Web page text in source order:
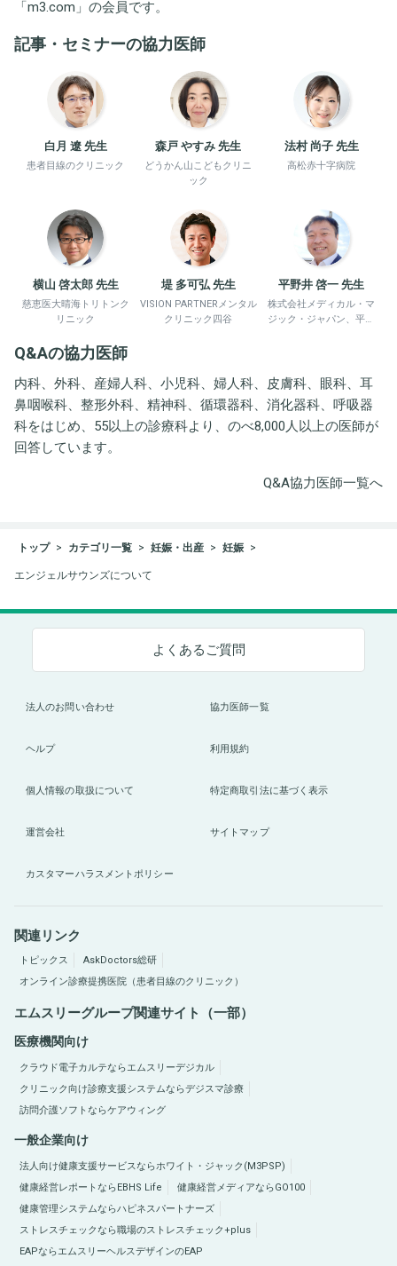
「m3.com 」の会員です。
記事・セミナーの協力医師
白月 遼 先生
患者目線のクリニック
森戸 やすみ 先生
どうかん山こどもクリニ
ック
法村 尚子 先生
高松赤十字病院
横山 啓太郎 先生
慈恵医大晴海トリトンク
リニック
堤 多可弘 先生
VISION PARTNERメンタル
クリニック四谷
平野井 啓一 先生
株式会社メディカル・マ
ジック・ジャパン、平野
Q&Aの協力医師
内科、外科、産婦人科、小児科、婦人科、皮膚科、眼科、耳
鼻咽喉科、整形外科、精神科、循環器科、消化器科、呼吸器
科をはじめ、55以上の診療科より、のべ8,000人以上の医師が
回答しています。
Q&A協力医師一覧へ
トップ カテゴリ一覧 妊娠・出産 妊娠
エンジェルサウンズについて
よくあるご質問
法人のお問い合わせ 協力医師一覧
ヘルプ 利用規約
個人情報の取扱について 特定商取引法に基づく表示
運営会社 サイトマップ
カスタマーハラスメントポリシー
関連リンク
トピックス
AskDoctors総研
オンライン診療提携医院（患者目線のクリニック）
エムスリーグループ関連サイト（一部）
医療機関向け
クラウド電子カルテならエムスリーデジカル
クリニック向け診療支援システムならデジスマ診療
訪問介護ソフトならケアウィング
一般企業向け
法人向け健康支援サービスならホワイト・ジャック(M3PSP)
健康経営レポートならEBHS Life
健康経営メディアならGO100
健康管理システムならハピネスパートナーズ
ストレスチェックなら職場のストレスチェック+plus
EAPならエムスリーヘルスデザインのEAP